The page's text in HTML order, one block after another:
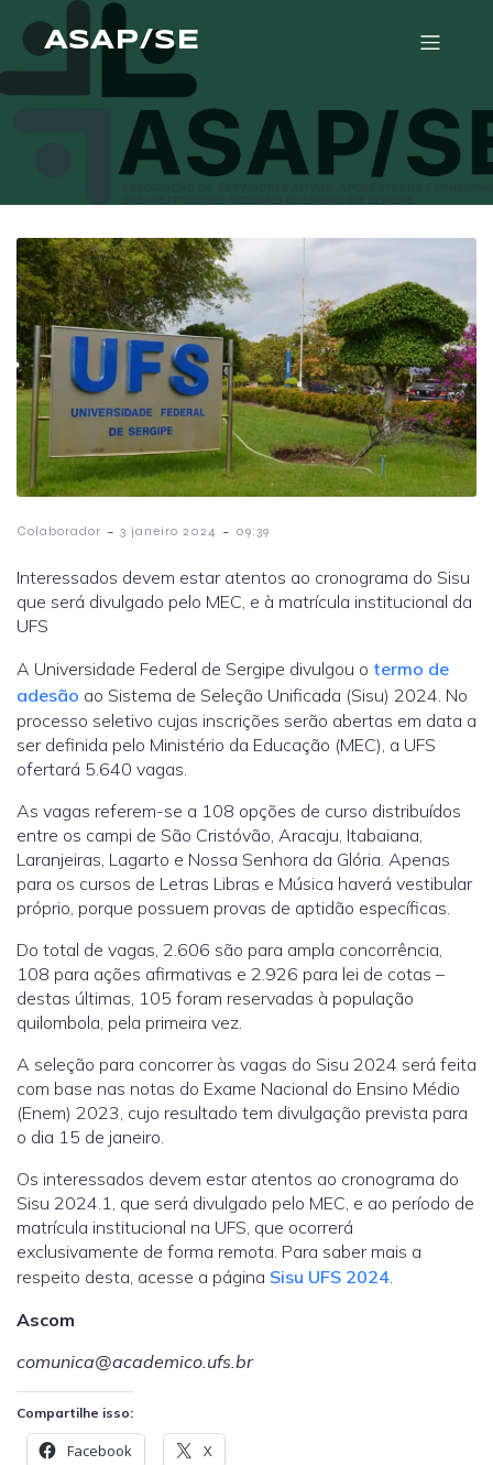
ASAP/SE
Colaborador - 3 janeiro 2024 - 09:39
Interessados devem estar atentos ao cronograma do Sisu
que será divulgado pelo MEC, e à matrícula institucional da
UFS
A Universidade Federal de Sergipe divulgou o termo de
adesão ao Sistema de Seleção Unificada (Sisu) 2024. No
processo seletivo cujas inscrições serão abertas em data a
ser definida pelo Ministério da Educação (MEC), a UFS
ofertará 5.640 vagas.
As vagas referem-se a 108 opções de curso distribuídos
entre os campi de São Cristóvão, Aracaju, Itabaiana,
Laranjeiras, Lagarto e Nossa Senhora da Glória. Apenas
para os cursos de Letras Libras e Música haverá vestibular
próprio, porque possuem provas de aptidão específicas.
Do total de vagas, 2.606 são para ampla concorrência,
108 para ações afirmativas e 2.926 para lei de cotas –
destas últimas, 105 foram reservadas à população
quilombola, pela primeira vez.
A seleção para concorrer às vagas do Sisu 2024 será feita
com base nas notas do Exame Nacional do Ensino Médio
(Enem) 2023, cujo resultado tem divulgação prevista para
o dia 15 de janeiro.
Os interessados devem estar atentos ao cronograma do
Sisu 2024.1, que será divulgado pelo MEC, e ao período de
matrícula institucional na UFS, que ocorrerá
exclusivamente de forma remota. Para saber mais a
respeito desta, acesse a página Sisu UFS 2024.
Ascom
comunica@academico.ufs.br
Compartilhe isso:
Facebook X